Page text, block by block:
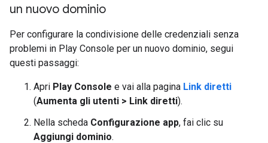
un nuovo dominio
Per configurare la condivisione delle credenziali senza
problemi in Play Console per un nuovo dominio, segui
questi passaggi:
Apri Play Console e vai alla pagina Link diretti
(Aumenta gli utenti > Link diretti).
Nella scheda Configurazione app, fai clic su
Aggiungi dominio.